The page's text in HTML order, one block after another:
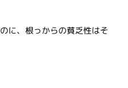
に、根っからの貧乏性はそ